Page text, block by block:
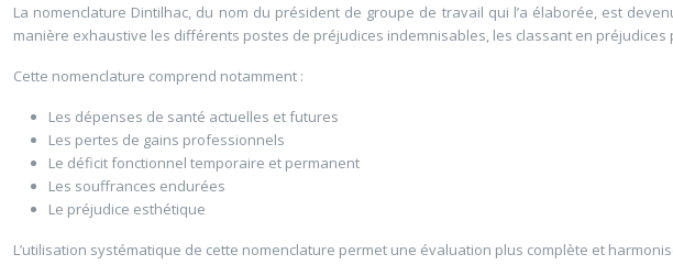
La nomenclature Dintilhac, du nom du président de groupe de travail qui l’a élaborée, est
manière exhaustive les différents postes de préjudices indemnisables, les classant en
Cette nomenclature comprend notamment :
Les dépenses de santé actuelles et futures
Les pertes de gains professionnels
Le déficit fonctionnel temporaire et permanent
Les souffrances endurées
Le préjudice esthétique
L’utilisation systématique de cette nomenclature permet une évaluation plus complète et